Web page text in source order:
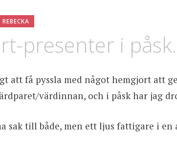
REBECKA
presenter i
att få pyssla med något hemgjort att
värdinnan, och i påsk har jag
sak till både, men ett ljus fattigare i en